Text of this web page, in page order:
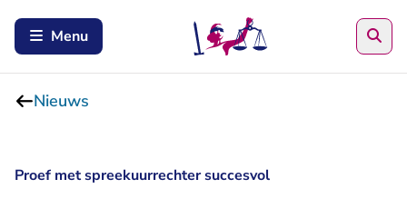
Menu
Nieuws
Proef met spreekuurrechter succesvol